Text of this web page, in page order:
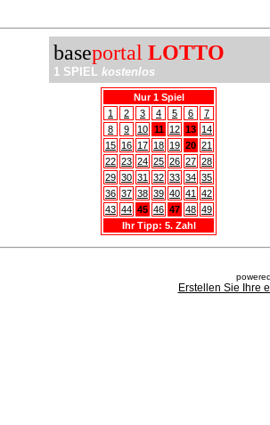
baseportal LOTTO
1 SPIEL kostenlos
Nur 1 Spiel
1
2 3 4 5 6
7
8
9 10 11 12 13 14
15 16 17 18 19 20 21
22 23 24 25 26 27 28
29 30 31 32 33 34 35
36 37 38 39 40 41
42
43 44 45 46 47 48 49
Ihr Tipp: 5. Zahl
Erstellen Sie Ihre